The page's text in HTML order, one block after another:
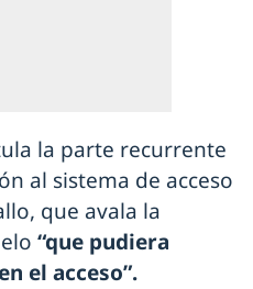
la parte recurrente
al sistema de acceso
que avala la
“que pudiera
el acceso”.